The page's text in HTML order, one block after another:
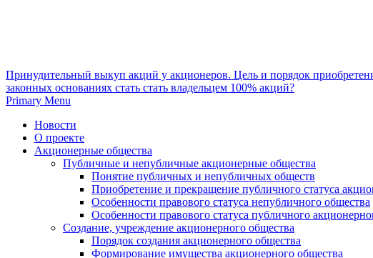
Принудительный выкуп акций у акционеров. Цель и порядок
законных основаниях стать стать владельцем 100% акций?
Primary Menu
Новости
О проекте
Акционерные общества
Публичные и непубличные акционерные общества
Понятие публичных и непубличных обществ
Приобретение и прекращение публичного статуса
Особенности правового статуса непубличного общества
Особенности правового статуса публичного
Создание, учреждение акционерного общества
Порядок создания акционерного общества
Формирование имущества акционерного общества